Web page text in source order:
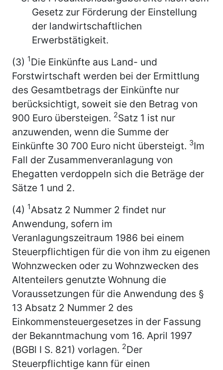
Gesetz zur Förderung der Einstellung
der landwirtschaftlichen
Erwerbstätigkeit.
(3) 1Die Einkünfte aus Land- und
Forstwirtschaft werden bei der Ermittlung
des Gesamtbetrags der Einkünfte nur
berücksichtigt, soweit sie den Betrag von
900 Euro übersteigen. 2Satz 1 ist nur
anzuwenden, wenn die Summe der
Einkünfte 30 700 Euro nicht übersteigt. 3Im
Fall der Zusammenveranlagung von
Ehegatten verdoppeln sich die Beträge der
Sätze 1 und 2.
(4) 1Absatz 2 Nummer 2 findet nur
Anwendung, sofern im
Veranlagungszeitraum 1986 bei einem
Steuerpflichtigen für die von ihm zu eigenen
Wohnzwecken oder zu Wohnzwecken des
Altenteilers genutzte Wohnung die
Voraussetzungen für die Anwendung des §
13 Absatz 2 Nummer 2 des
Einkommensteuergesetzes in der Fassung
der Bekanntmachung vom 16. April 1997
(BGBl I S. 821) vorlagen. 2Der
Steuerpflichtige kann für einen